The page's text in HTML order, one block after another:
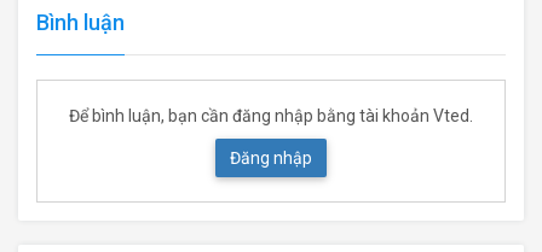
Bình luận
Để bình luận, bạn cần đăng nhập bằng tài khoản Vted.
Đăng nhập